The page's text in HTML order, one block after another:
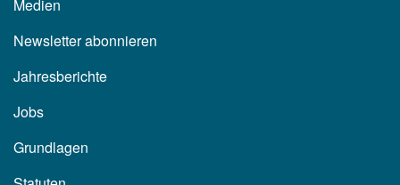
Medien
Newsletter abonnieren
Jahresberichte
Jobs
Grundlagen